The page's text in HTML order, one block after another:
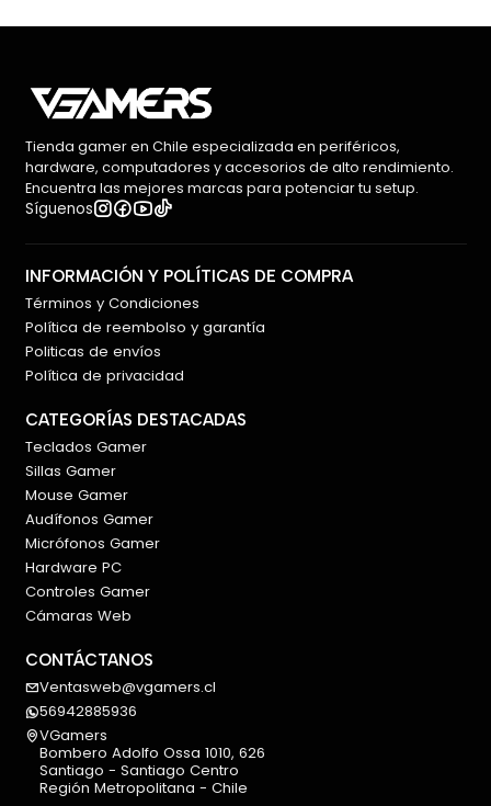
Tienda gamer en Chile especializada en periféricos,
hardware, computadores y accesorios de alto rendimiento.
Encuentra las mejores marcas para potenciar tu setup.
Síguenos
INFORMACIÓN Y POLÍTICAS DE COMPRA
Términos y Condiciones
Política de reembolso y garantía
Politicas de envíos
Política de privacidad
CATEGORÍAS DESTACADAS
Teclados Gamer
Sillas Gamer
Mouse Gamer
Audífonos Gamer
Micrófonos Gamer
Hardware PC
Controles Gamer
Cámaras Web
CONTÁCTANOS
Ventasweb@vgamers.cl
56942885936
VGamers
Bombero Adolfo Ossa 1010, 626
Santiago - Santiago Centro
Región Metropolitana - Chile